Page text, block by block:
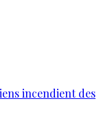
incendient des